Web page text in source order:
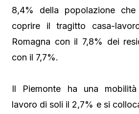
8,4% della popolazione
coprire il tragitto casa-
Romagna con il 7,8% dei
con il 7,7%.
Il Piemonte ha una
lavoro di soli il 2,7% e si